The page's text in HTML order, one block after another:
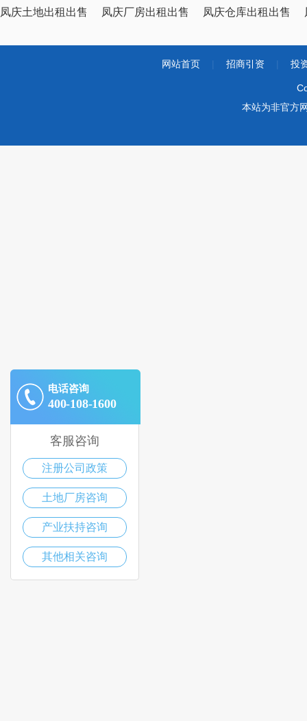
凤庆土地出租出售 凤庆厂房出租出售 凤庆仓库出租出售
网站首页 招商引资 投
本站为非官方
电话咨询
400-108-1600
客服咨询
注册公司政策
土地厂房咨询
产业扶持咨询
其他相关咨询